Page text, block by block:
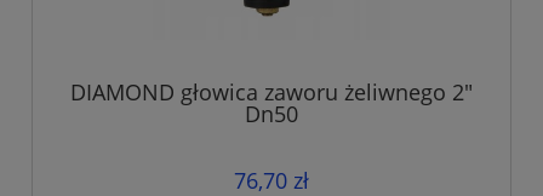
DIAMOND głowica zaworu żeliwnego 2"
Dn50
76,70 zł